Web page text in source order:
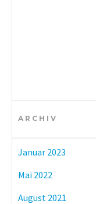
ARCHIV
Januar 2023
Mai 2022
August 2021